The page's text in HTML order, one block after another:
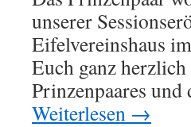
unserer
Eifelvereinshaus
Euch ganz
Prinzenpaares
Weiterlesen →